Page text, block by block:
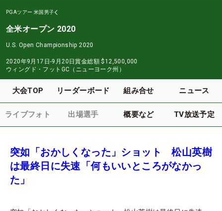
PGAツアー 米国男子
全米オープン 2020
U.S. Open Championship 2020
2020年9月17日-9月20日賞金総額 $12,500,000
ウィングド・フットGC（ニューヨーク州）
大会TOP リーダーボード 組み合せ ニュース
ライブフォト 出場選手 概要など TV放送予定
突如「おかしくなった」ショット 松山英樹
は最終日に失速「何もいいところがなかっ
た」